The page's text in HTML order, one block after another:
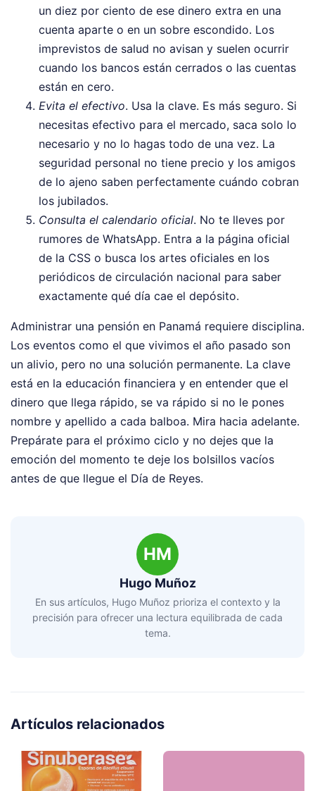
un diez por ciento de ese dinero extra en una
cuenta aparte o en un sobre escondido. Los
imprevistos de salud no avisan y suelen ocurrir
cuando los bancos están cerrados o las cuentas
están en cero.
Evita el efectivo. Usa la clave. Es más seguro. Si
necesitas efectivo para el mercado, saca solo lo
necesario y no lo hagas todo de una vez. La
seguridad personal no tiene precio y los amigos
de lo ajeno saben perfectamente cuándo cobran
los jubilados.
Consulta el calendario oficial. No te lleves por
rumores de WhatsApp. Entra a la página oficial
de la CSS o busca los artes oficiales en los
periódicos de circulación nacional para saber
exactamente qué día cae el depósito.
Administrar una pensión en Panamá requiere disciplina.
Los eventos como el que vivimos el año pasado son
un alivio, pero no una solución permanente. La clave
está en la educación financiera y en entender que el
dinero que llega rápido, se va rápido si no le pones
nombre y apellido a cada balboa. Mira hacia adelante.
Prepárate para el próximo ciclo y no dejes que la
emoción del momento te deje los bolsillos vacíos
antes de que llegue el Día de Reyes.
HM
Hugo Muñoz
En sus artículos, Hugo Muñoz prioriza el contexto y la
precisión para ofrecer una lectura equilibrada de cada
tema.
Artículos relacionados